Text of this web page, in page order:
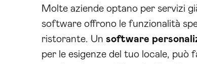
Molte aziende optano per servizi
software offrono le funzionalità
ristorante. Un software
per le esigenze del tuo locale, può